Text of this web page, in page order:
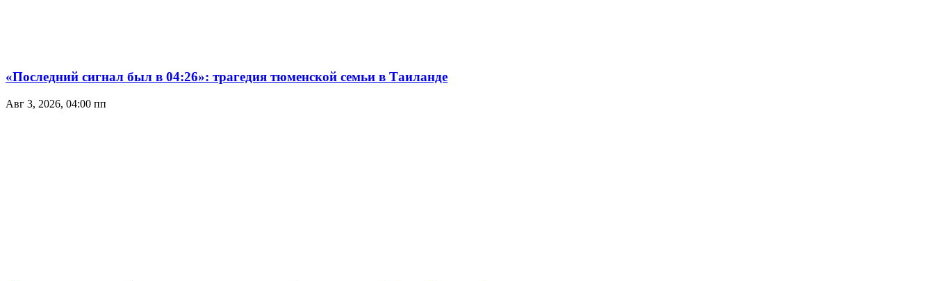
«Последний сигнал был в 04:26»: трагедия тюменской семьи в Таиланде
Авг 3, 2026, 04:00 пп